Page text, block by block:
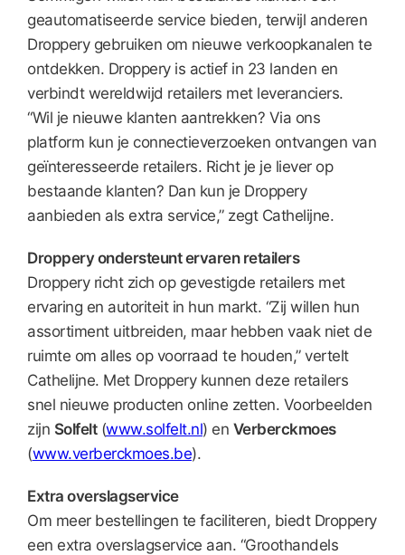
geautomatiseerde service bieden, terwijl anderen
Droppery gebruiken om nieuwe verkoopkanalen te
ontdekken. Droppery is actief in 23 landen en
verbindt wereldwijd retailers met leveranciers.
“Wil je nieuwe klanten aantrekken? Via ons
platform kun je connectieverzoeken ontvangen van
geïnteresseerde retailers. Richt je je liever op
bestaande klanten? Dan kun je Droppery
aanbieden als extra service,” zegt Cathelijne.
Droppery ondersteunt ervaren retailers
Droppery richt zich op gevestigde retailers met
ervaring en autoriteit in hun markt. “Zij willen hun
assortiment uitbreiden, maar hebben vaak niet de
ruimte om alles op voorraad te houden,” vertelt
Cathelijne. Met Droppery kunnen deze retailers
snel nieuwe producten online zetten. Voorbeelden
zijn Solfelt(www.solfelt.nl) en Verberckmoes
(www.verberckmoes.be).
Extra overslagservice
Om meer bestellingen te faciliteren, biedt Droppery
een extra overslagservice aan. “Groothandels